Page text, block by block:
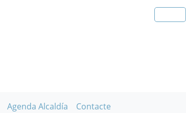
Agenda Alcaldía Contacte